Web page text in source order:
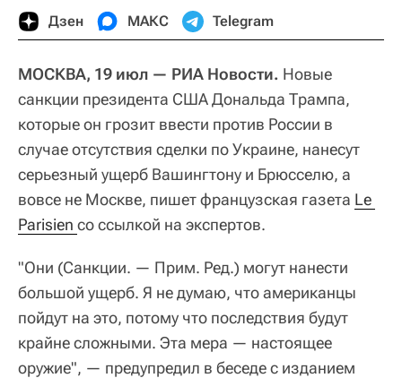
Дзен МАКС Telegram
МОСКВА, 19 июл — РИА Новости. Новые
санкции президента США Дональда Трампа,
которые он грозит ввести против России в
случае отсутствия сделки по Украине, нанесут
серьезный ущерб Вашингтону и Брюсселю, а
вовсе не Москве, пишет французская газета Le
Parisien со ссылкой на экспертов.
"Они (Санкции. — Прим. Ред.) могут нанести
большой ущерб. Я не думаю, что американцы
пойдут на это, потому что последствия будут
крайне сложными. Эта мера — настоящее
оружие", — предупредил в беседе с изданием